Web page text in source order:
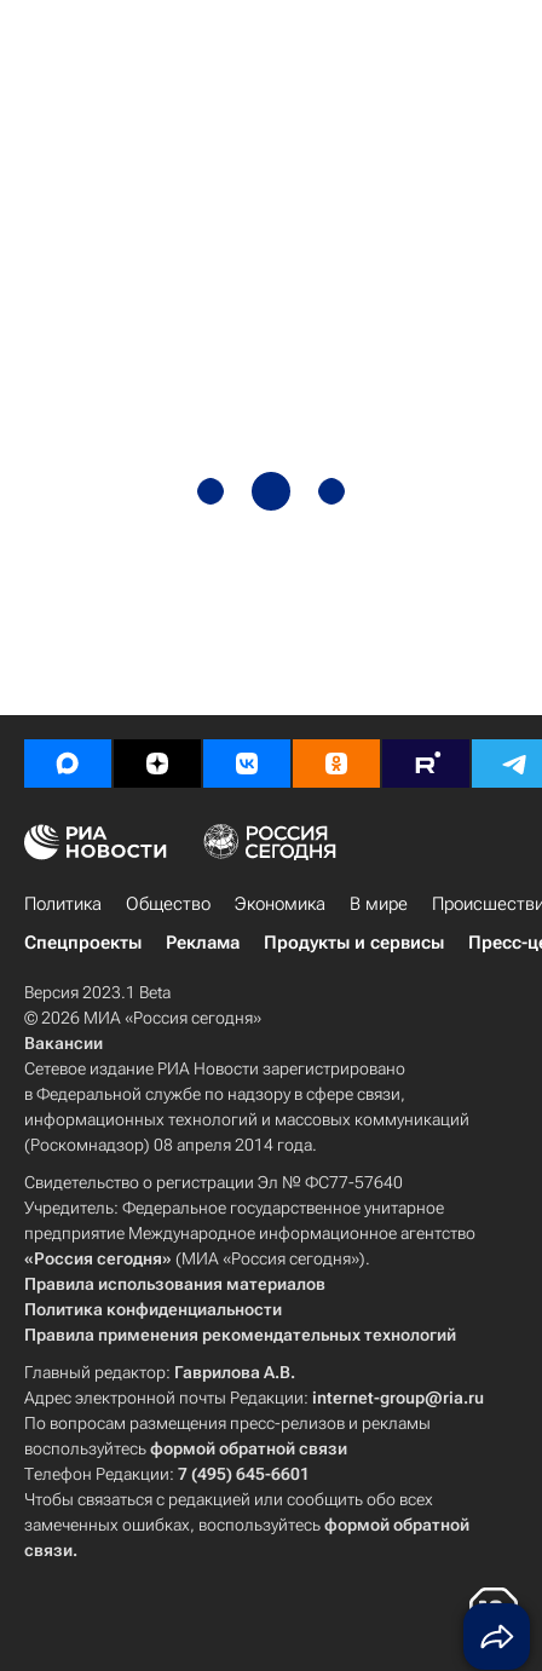
Политика Общество Экономика В мире
Спецпроекты
Реклама Продукты и сервисы Пресс-
Версия 2023.1 Beta
© 2026 МИА «Россия сегодня»
Вакансии
Сетевое издание РИА Новости зарегистрировано
в Федеральной службе по надзору в сфере связи,
информационных технологий и массовых коммуникаций
(Роскомнадзор) 08 апреля 2014 года.
Свидетельство о регистрации Эл № ФС77-57640
Учредитель: Федеральное государственное унитарное
предприятие Международное информационное агентство
«Россия сегодня» (МИА «Россия сегодня»).
Правила использования материалов
Политика конфиденциальности
Правила применения рекомендательных технологий
Главный редактор: Гаврилова А.В.
Адрес электронной почты Редакции: internet-group@ria.ru
По вопросам размещения пресс-релизов и рекламы
воспользуйтесьформой обратной связи
Телефон Редакции: 7 (495) 645-6601
Чтобы связаться с редакцией или сообщить обо всех
замеченных ошибках, воспользуйтесьформой обратной
связи.